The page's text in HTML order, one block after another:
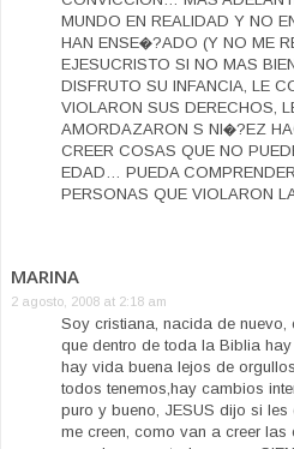
MUNDO EN REALIDAD Y NO
HAN ENSE�?ADO (Y NO ME
EJESUCRISTO SI NO MAS
DISFRUTO SU INFANCIA, LE
VIOLARON SUS DERECHOS,
AMORDAZARON S NI�?EZ
CREER COSAS QUE NO
EDAD… PUEDA
PERSONAS QUE VIOLARON
MARINA
2 agosto, 2008 at 2:18 am
Soy cristiana, nacida de
que dentro de toda la Biblia
hay vida buena lejos de
todos tenemos,hay cambios
puro y bueno, JESUS dijo si
me creen, como van a creer